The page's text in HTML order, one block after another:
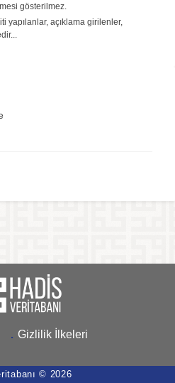
gösterilmez.
yapılanlar, açıklama girilenler,
. Gizlilik İlkeleri
© 2026